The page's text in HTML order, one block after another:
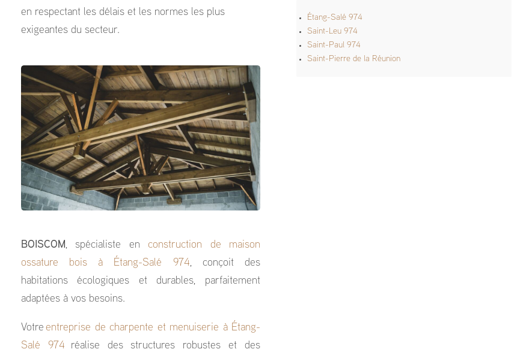
en respectant les délais et les normes les plus
exigeantes du secteur.
BOISCOM, spécialiste enconstruction de maison
ossature bois à Étang-Salé 974, conçoit des
habitations écologiques et durables, parfaitement
adaptées à vos besoins.
Votreentreprise de charpente et menuiserie à Étang-
Salé 974 réalise des structures robustes et des
Étang-Salé 974
Saint-Leu 974
Saint-Paul 974
Saint-Pierre de la Réunion